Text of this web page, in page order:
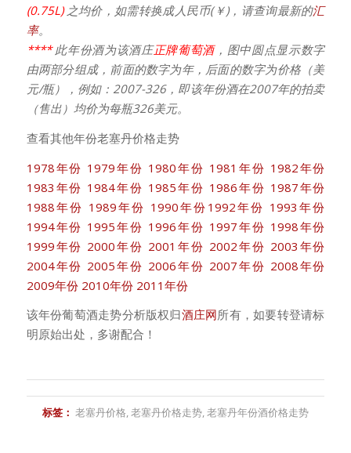
(0.75L)之均价，如需转换成人民币(￥)，请查询最新的汇
率。
****此年份酒为该酒庄正牌葡萄酒，图中圆点显示数字
由两部分组成，前面的数字为年，后面的数字为价格（美
元/瓶），例如：2007-326，即该年份酒在2007年的拍卖
（售出）均价为每瓶326美元。
查看其他年份老塞丹价格走势
1978年份 1979年份 1980年份 1981年份 1982年份
1983年份 1984年份 1985年份 1986年份 1987年份
1988年份 1989年份 1990年份 1992年份 1993年份
1994年份 1995年份 1996年份 1997年份 1998年份
1999年份 2000年份 2001年份 2002年份 2003年份
2004年份 2005年份 2006年份 2007年份 2008年份
2009年份 2010年份 2011年份
该年份葡萄酒走势分析版权归酒庄网所有，如要转登请标
明原始出处，多谢配合！
标签： 老塞丹价格,老塞丹价格走势,老塞丹年份酒价格走势